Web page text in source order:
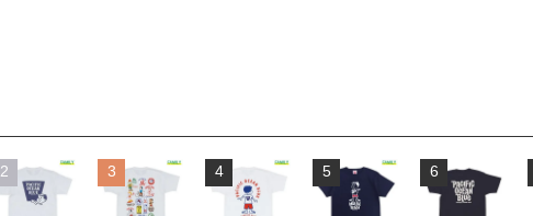
2 3 4 5 6